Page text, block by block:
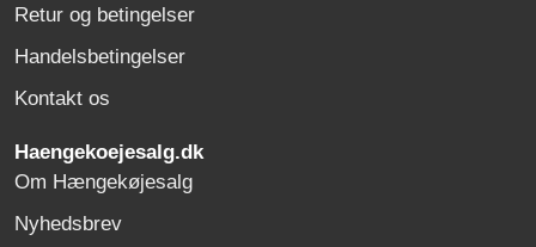
Retur og betingelser
Handelsbetingelser
Kontakt os
Haengekoejesalg.dk
Om Hængekøjesalg
Nyhedsbrev